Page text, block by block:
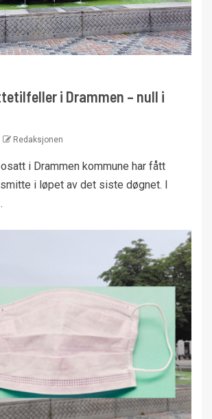
i Drammen – null i
Redaksjonen
i Drammen kommune har fått
i løpet av det siste døgnet. I